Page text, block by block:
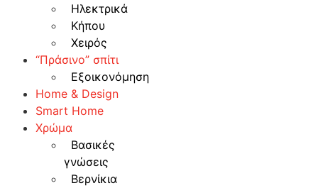
Ηλεκτρικά
Κήπου
Χειρός
“Πράσινο” σπίτι
Εξοικονόμηση
Home & Design
Smart Home
Χρώμα
Βασικές
γνώσεις
Βερνίκια